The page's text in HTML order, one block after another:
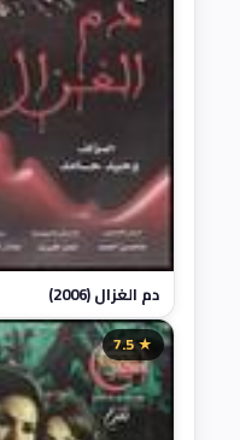
دم الغزال (2006)
★ 7.5